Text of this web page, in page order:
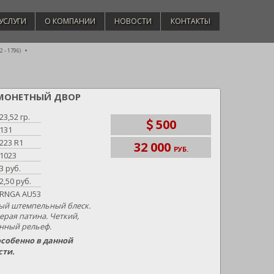
О КОМПАНИИ НОВОСТИ КОНТАКТЫ
- 1796)
ДВОР
23,52 гр.
131
223 R1
1023
3 руб.
2,50 руб.
RNGA AU53
штемпельный блеск.
патина. Четкий,
рельеф.
в данной
500
32 000 РУБ.